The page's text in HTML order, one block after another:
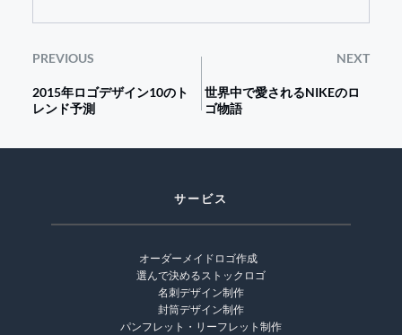
PREVIOUS NEXT
2015年ロゴデザイン10のト
レンド予測
世界中で愛されるNIKEのロ
ゴ物語
サービス
オーダーメイドロゴ作成
選んで決めるストックロゴ
名刺デザイン制作
封筒デザイン制作
パンフレット・リーフレット制作